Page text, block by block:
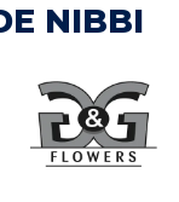
NIBBI